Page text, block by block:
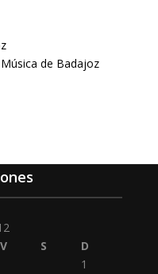
de Badajoz
V S
D
1